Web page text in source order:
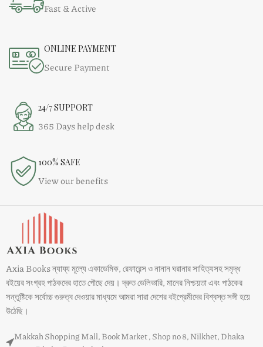
Fast & Active
ONLINE PAYMENT
Secure Payment
24/7 SUPPORT
365 Days help desk
100% SAFE
View our benefits
Axia Books ন্যায্য মূল্যে একাডেমিক, রেফারেন্স ও নানান ঘরানার সাহিত্যসহ সমৃদ্ধ
বইয়ের সংগ্রহ পাঠকদের হাতে পৌছে দেয়। দ্রুত ডেলিভারি, মানের নিশ্চয়তা এবং পাঠকের
সন্তুষ্টিকে সর্বোচ্চ গুরুত্ব দেওয়ার মাধ্যমে আমরা সারা দেশের বইপ্রেমীদের বিশ্বস্ত সঙ্গী হয়ে
উঠেছি।
Makkah Shopping Mall, Book Market , Shop no 8, Nilkhet, Dhaka